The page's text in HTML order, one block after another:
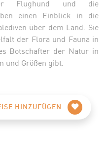
Flughund und die
einen Einblick in die
über dem Land. Sie
der Flora und Fauna in
Botschafter der Natur in
und Größen gibt.
HINZUFÜGEN